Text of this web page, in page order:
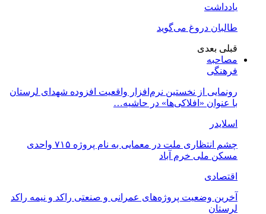
یادداشت
طالبان دروغ می‌گوید
قبلی بعدی
مصاحبه
فرهنگی
رونمایی از نخستین نرم‌افزار واقعیت افزوده شهدای لرستان
با عنوان «افلاکی‌ها» در حاشیه…
اسلایدر
چشم انتظاری ملت در معمایی به نام پروژه ۷۱۵ واحدی
مسکن ملی خرم آباد
اقتصادی
آخرین وضعیت پروژه‌های عمرانی و صنعتی راکد و نیمه راکد
لرستان